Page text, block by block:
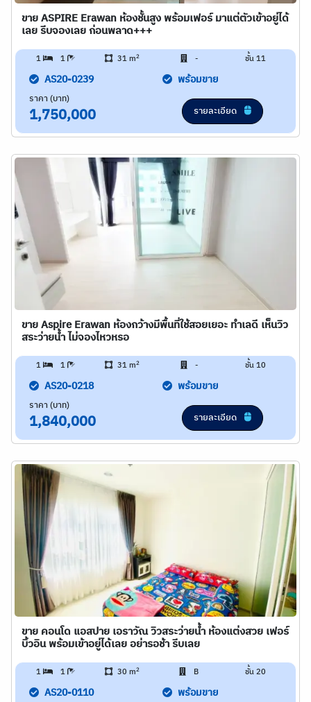
ขาย ASPIRE Erawan ห้องชั้นสูง พร้อมเฟอร์ มาแต่ตัวเข้าอยู่ได้
เลย รีบจองเลย ก่อนพลาด+++
1 1 31 m2 - ชั้น 11
AS20-0239 พร้อมขาย
ราคา (บาท)
1,750,000 รายละเอียด
ขาย Aspire Erawan ห้องกว้างมีพื้นที่ใช้สอยเยอะ ทำเลดี เห็นวิว
สระว่ายน้ำ ไม่จองไหวหรอ
1 1 31 m2 - ชั้น 10
AS20-0218 พร้อมขาย
ราคา (บาท)
1,840,000 รายละเอียด
ขาย คอนโด แอสปาย เอราวัณ วิวสระว่ายน้ำ ห้องแต่งสวย เฟอร์
บิ้วอิน พร้อมเข้าอยู่ได้เลย อย่ารอช้า รีบเลย
1 1 30 m2 B ชั้น 20
AS20-0110 พร้อมขาย